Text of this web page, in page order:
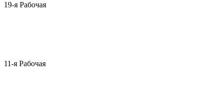
19-я Рабочая
11-я Рабочая